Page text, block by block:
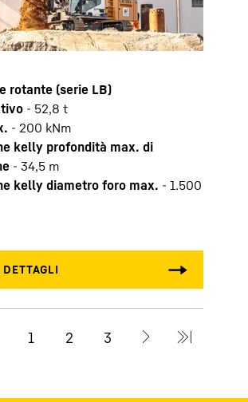
rotante (serie LB)
- 52,8 t
- 200 kNm
kelly profondità max. di
- 34,5 m
kelly diametro foro max. - 1.500